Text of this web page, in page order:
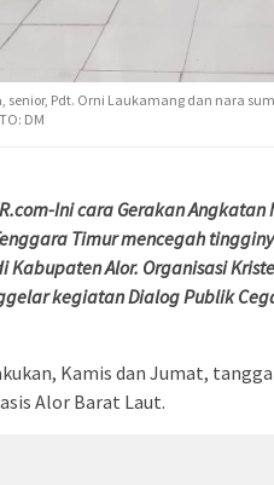
senior, Pdt. Orni Laukamang dan nara
DM
Ini cara Gerakan
Timur mencegah
Alor. Organisasi
kegiatan Dialog Publik
Kamis dan Jumat,
Alor Barat Laut.